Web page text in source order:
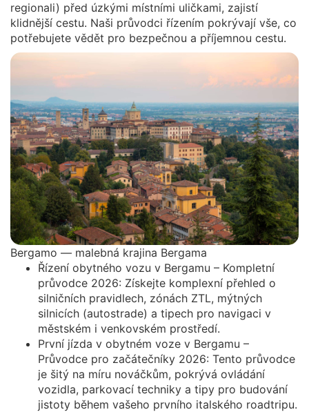
regionali) před úzkými místními uličkami, zajistí
klidnější cestu. Naši průvodci řízením pokrývají vše, co
potřebujete vědět pro bezpečnou a příjemnou cestu.
Bergamo — malebná krajina Bergama
Řízení obytného vozu v Bergamu – Kompletní
průvodce 2026: Získejte komplexní přehled o
silničních pravidlech, zónách ZTL, mýtných
silnicích (autostrade) a tipech pro navigaci v
městském i venkovském prostředí.
První jízda v obytném voze v Bergamu –
Průvodce pro začátečníky 2026: Tento průvodce
je šitý na míru nováčkům, pokrývá ovládání
vozidla, parkovací techniky a tipy pro budování
jistoty během vašeho prvního italského roadtripu.